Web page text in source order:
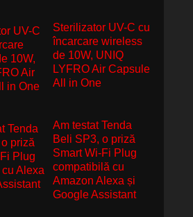
Sterilizator UV-C cu
încarcare wireless
de 10W, UNIQ
LYFRO Air Capsule
All in One
Am testat Tenda
Beli SP3, o priză
Smart Wi-Fi Plug
compatibilă cu
Amazon Alexa și
Google Assistant